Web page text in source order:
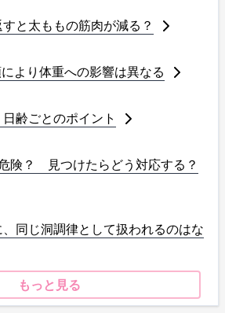
と太ももの筋肉が減る？
より体重への影響は異なる
齢ごとのポイント
険？ 見つけたらどう対応する？
同じ洞調律として扱われるのはな
もっと見る